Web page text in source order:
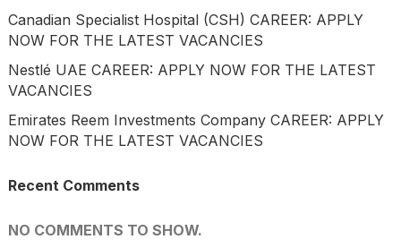
Canadian Specialist Hospital (CSH) CAREER: APPLY
NOW FOR THE LATEST VACANCIES
Nestlé UAE CAREER: APPLY NOW FOR THE LATEST
VACANCIES
Emirates Reem Investments Company CAREER: APPLY
NOW FOR THE LATEST VACANCIES
Recent Comments
NO COMMENTS TO SHOW.